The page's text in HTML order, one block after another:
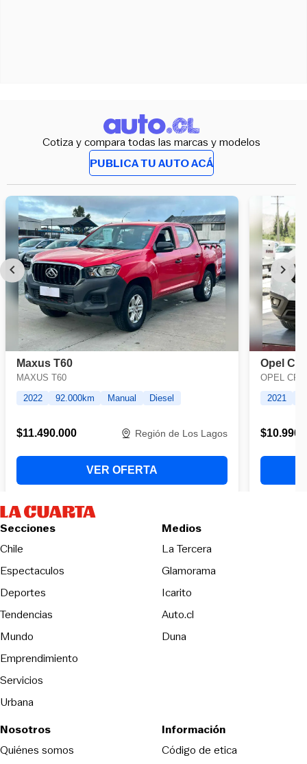
Cotiza y compara todas las marcas y modelos
PUBLICA TU AUTO ACÁ
Secciones
Chile
Espectaculos
Deportes
Tendencias
Mundo
Emprendimiento
Servicios
Urbana
Medios
La TerceraOpens in new
Glamorama
Icarito
Auto.cl
DunaOpens in new window
Nosotros
Quiénes somos
Información
Código de eticaOpens in new